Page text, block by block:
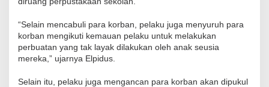
“Selain mencabuli para korban, pelaku juga menyuruh para
korban mengikuti kemauan pelaku untuk melakukan
perbuatan yang tak layak dilakukan oleh anak seusia
mereka,” ujarnya Elpidus.
Selain itu, pelaku juga mengancan para korban akan dipukul